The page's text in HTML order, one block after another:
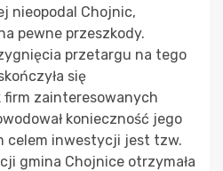
nieopodal Chojnic,
pewne przeszkody.
przetargu na tego
się
firm zainteresowanych
konieczność jego
celem inwestycji jest tzw.
gmina Chojnice otrzymała